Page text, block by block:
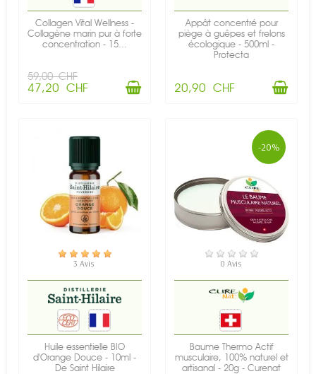
Collagen Vital Wellness -
Collagène marin pur à forte
concentration - 15...
59,00 CHF
47,20 CHF
Appât concentré pour
piège à guêpes et frelons
écologique - 500ml -
Protecta
20,90 CHF
EN STOCK
3 Avis
Huile essentielle BIO
d'Orange Douce - 10ml -
De Saint Hilaire
-20%
EN STOCK
0 Avis
Baume Thermo Actif
musculaire, 100% naturel et
artisanal - 20g - Curenat